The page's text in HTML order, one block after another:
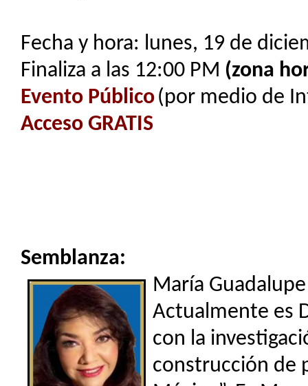
Fecha y hora: lunes, 19 de
Finaliza a las 12:00 PM (zona
Evento Público(por medio de
Acceso GRATIS
Semblanza:
María
Actualmente es
con la
construcción de